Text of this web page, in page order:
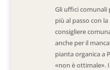
Gli uffici
più al passo con
consigliere
anche per il
pianta organica a
«non è ottimale».